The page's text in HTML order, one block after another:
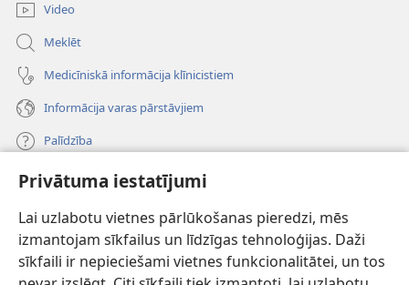
Privātuma iestatījumi
Lai uzlabotu vietnes pārlūkošanas pieredzi, mēs
izmantojam sīkfailus un līdzīgas tehnoloģijas. Daži
sīkfaili ir nepieciešami vietnes funkcionalitātei, un tos
Video
Meklēt
Medicīniskā informācija klīnicistiem
Informācija varas pārstāvjiem
Palīdzība
Ziedojumi
new
window)Sargtorņa TIEŠSAISTES BIBLIOTĒKA
(opens
new
window)JW Hub ®